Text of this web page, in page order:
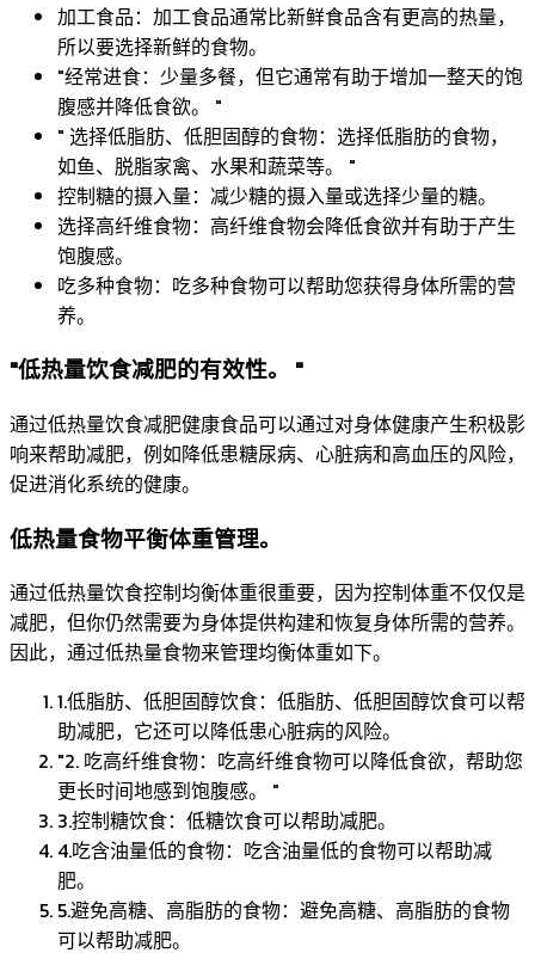
加工食品：加工食品通常比新鲜食品含有更高的热量，
所以要选择新鲜的食物。
"经常进食：少量多餐，但它通常有助于增加一整天的饱
腹感并降低食欲。 "
" 选择低脂肪、低胆固醇的食物：选择低脂肪的食物，
如鱼、脱脂家禽、水果和蔬菜等。 "
控制糖的摄入量：减少糖的摄入量或选择少量的糖。
选择高纤维食物：高纤维食物会降低食欲并有助于产生
饱腹感。
吃多种食物：吃多种食物可以帮助您获得身体所需的营
养。
"低热量饮食减肥的有效性。 "
通过低热量饮食减肥健康食品可以通过对身体健康产生积极影
响来帮助减肥，例如降低患糖尿病、心脏病和高血压的风险，
促进消化系统的健康。
低热量食物平衡体重管理。
通过低热量饮食控制均衡体重很重要，因为控制体重不仅仅是
减肥，但你仍然需要为身体提供构建和恢复身体所需的营养。
因此，通过低热量食物来管理均衡体重如下。
1.低脂肪、低胆固醇饮食：低脂肪、低胆固醇饮食可以帮
助减肥，它还可以降低患心脏病的风险。
"2. 吃高纤维食物：吃高纤维食物可以降低食欲，帮助您
更长时间地感到饱腹感。 "
3.控制糖饮食：低糖饮食可以帮助减肥。
4.吃含油量低的食物：吃含油量低的食物可以帮助减
肥。
5.避免高糖、高脂肪的食物：避免高糖、高脂肪的食物
可以帮助减肥。